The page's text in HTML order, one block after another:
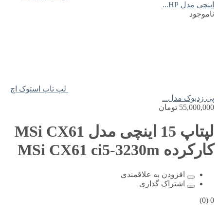
اینچی مدل HP...
ناموجود
لپ تاپ استوک اچ
پی زدبوک مدل...
55,000,000 تومان
لپتاپ 15 اینچی مدل MSi CX61
کارکرده MSi CX61 ci5-3230m
افزودن به علاقمندی
اشتراک گذاری
0
(0)